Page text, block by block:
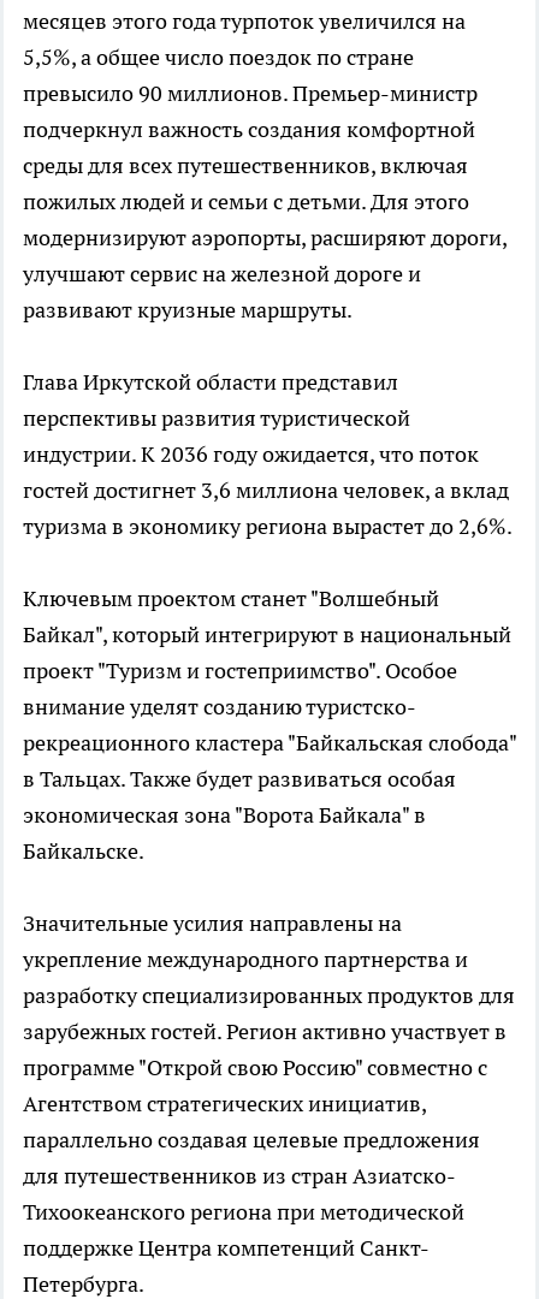
месяцев этого года турпоток увеличился на
5,5%, а общее число поездок по стране
превысило 90 миллионов. Премьер-министр
подчеркнул важность создания комфортной
среды для всех путешественников, включая
пожилых людей и семьи с детьми. Для этого
модернизируют аэропорты, расширяют дороги,
улучшают сервис на железной дороге и
развивают круизные маршруты.
Глава Иркутской области представил
перспективы развития туристической
индустрии. К 2036 году ожидается, что поток
гостей достигнет 3,6 миллиона человек, а вклад
туризма в экономику региона вырастет до 2,6%.
Ключевым проектом станет "Волшебный
Байкал", который интегрируют в национальный
проект "Туризм и гостеприимство". Особое
внимание уделят созданию туристско-
рекреационного кластера "Байкальская слобода"
в Тальцах. Также будет развиваться особая
экономическая зона "Ворота Байкала" в
Байкальске.
Значительные усилия направлены на
укрепление международного партнерства и
разработку специализированных продуктов для
зарубежных гостей. Регион активно участвует в
программе "Открой свою Россию" совместно с
Агентством стратегических инициатив,
параллельно создавая целевые предложения
для путешественников из стран Азиатско-
Тихоокеанского региона при методической
поддержке Центра компетенций Санкт-
Петербурга.